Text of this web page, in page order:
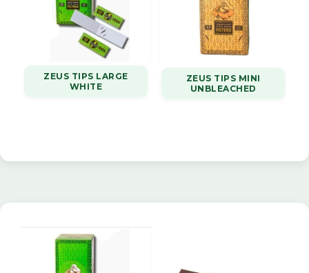
ZEUS TIPS LARGE
WHITE
ZEUS TIPS MINI
UNBLEACHED